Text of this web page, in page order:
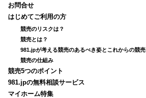
お問合せ
はじめてご利用の方
競売のリスクは？
競売とは？
981.jpが考える競売のあるべき姿とこれからの競売
競売の仕組み
競売5つのポイント
981.jpの無料相談サービス
マイホーム特集